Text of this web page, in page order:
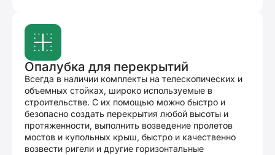
Опалубка для перекрытий
Всегда в наличии комплекты на телескопических и
объемных стойках, широко используемые в
строительстве. С их помощью можно быстро и
безопасно создать перекрытия любой высоты и
протяженности, выполнить возведение пролетов
мостов и купольных крыш, быстро и качественно
возвести ригели и другие горизонтальные